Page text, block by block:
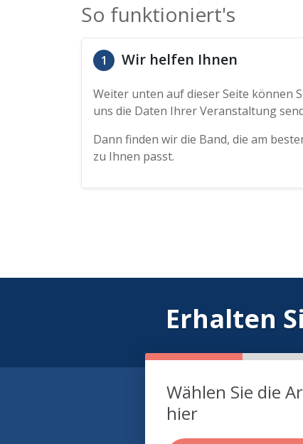
So funktioniert's
1 Wir helfen Ihnen
Weiter unten auf dieser Seite können
uns die Daten Ihrer Veranstaltung
Dann finden wir die Band, die am
zu Ihnen passt.
Erhalten
Wählen Sie die
hier